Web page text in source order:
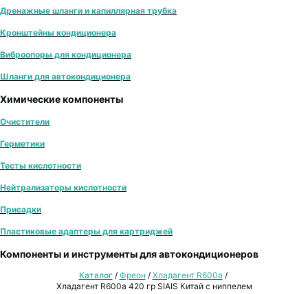
Дренажные шланги и капиллярная трубка
Кронштейны кондиционера
Виброопоры для кондиционера
Шланги для автокондиционера
Химические компоненты
Очистители
Герметики
Тесты кислотности
Нейтрализаторы кислотности
Присадки
Пластиковые адаптеры для картриджей
Компоненты и инструменты для автокондиционеров
Каталог / Фреон / Хладагент R600a /
Хладагент R600a 420 гр SIAIS Китай с ниппелем